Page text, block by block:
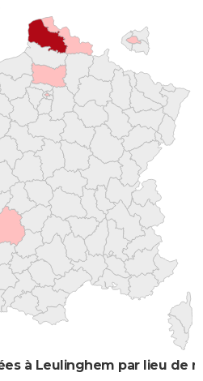
à Leulinghem par lieu de